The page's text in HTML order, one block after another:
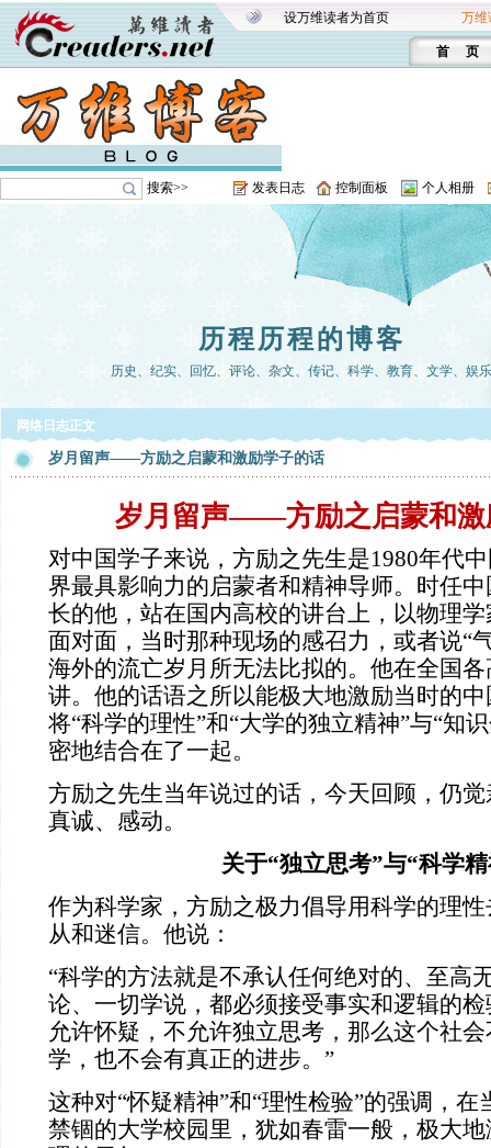
设万维读者为首页 万维
首 页
搜索>> 发表日志 控制面板 个人相册
历程历程的博客
历史、纪实、回忆、评论、杂文、传记、科学、教育、文学、娱乐
网络日志正文
岁月留声——方励之启蒙和激励学子的话
岁月留声——方励之启蒙和激
对中国学子来说，方励之先生是1980年代
界最具影响力的启蒙者和精神导师。时任
长的他，站在国内高校的讲台上，以物理
面对面，当时那种现场的感召力，或者说“
海外的流亡岁月所无法比拟的。他在全国
讲。他的话语之所以能极大地激励当时的
将“科学的理性”和“大学的独立精神”与“知
密地结合在了一起。
方励之先生当年说过的话，今天回顾，仍
真诚、感动。
关于“独立思考”与“科学
作为科学家，方励之极力倡导用科学的理
从和迷信。他说：
“科学的方法就是不承认任何绝对的、至高
论、一切学说，都必须接受事实和逻辑的
允许怀疑，不允许独立思考，那么这个社
学，也不会有真正的进步。”
这种对“怀疑精神”和“理性检验”的强调，
禁锢的大学校园里，犹如春雷一般，极大